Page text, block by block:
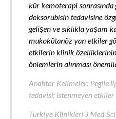
kür kemoterapi
doksorubisin tedavisine
gelişen ve sıklıkla yaşam
mukokütanöz yan etkiler
etkilerin klinik
önlemlerin alınması
Anahtar Kelimeler: Pegile
tedavisi; istenmeyen etkiler
Turkiye Klinikleri J Med